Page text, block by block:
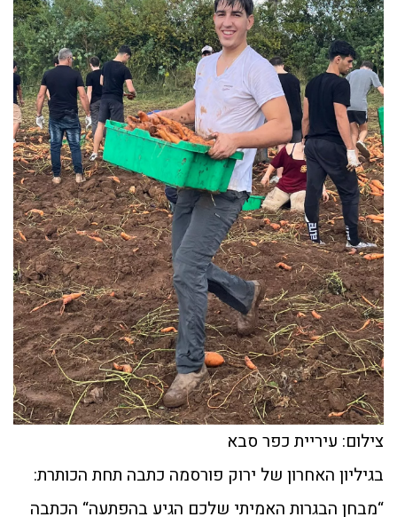
צילום: עיריית כפר סבא
בגיליון האחרון של ירוק פורסמה כתבה תחת הכותרת:
“מבחן הבגרות האמיתי שלכם הגיע בהפתעה“ הכתבה